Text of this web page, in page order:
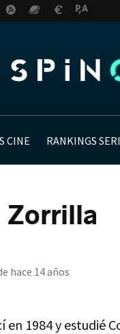
CINE RANKINGS
hace 14 años
1984 y estudié